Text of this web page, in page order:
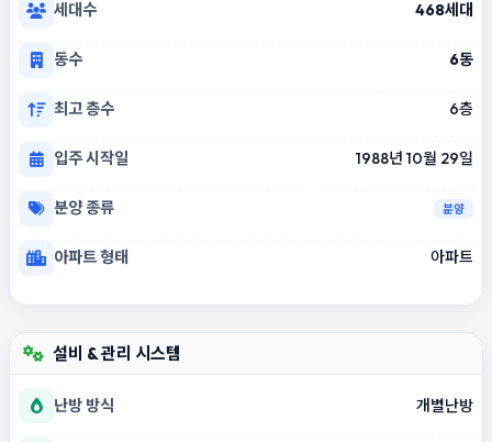
세대수 468세대
동수 6동
최고 층수 6층
입주 시작일 1988년 10월 29일
분양 종류 분양
아파트 형태 아파트
설비 & 관리 시스템
난방 방식 개별난방